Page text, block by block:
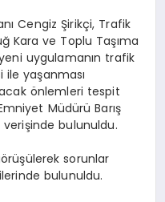
Cengiz Şirikçi, Trafik
Kara ve Toplu Taşıma
uygulamanın trafik
yaşanması
önlemleri tespit
Müdürü Barış
verişinde bulunuldu.
sorunlar
bulunuldu.